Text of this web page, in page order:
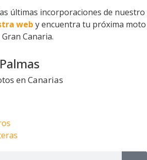
últimas incorporaciones de nuestro
web y encuentra tu próxima moto
Canaria.
en Canarias